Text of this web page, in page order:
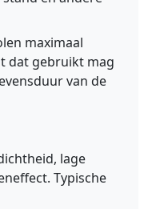
maximaal
dat gebruikt mag
van de
lage
Typische